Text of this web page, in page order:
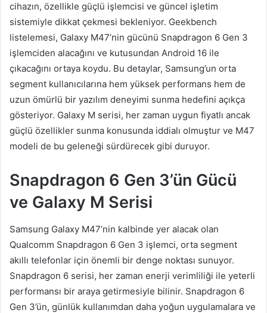
cihazın, özellikle güçlü işlemcisi ve güncel işletim
sistemiyle dikkat çekmesi bekleniyor. Geekbench
listelemesi, Galaxy M47’nin gücünü Snapdragon 6 Gen 3
işlemciden alacağını ve kutusundan Android 16 ile
çıkacağını ortaya koydu. Bu detaylar, Samsung’un orta
segment kullanıcılarına hem yüksek performans hem de
uzun ömürlü bir yazılım deneyimi sunma hedefini açıkça
gösteriyor. Galaxy M serisi, her zaman uygun fiyatlı ancak
güçlü özellikler sunma konusunda iddialı olmuştur ve M47
modeli de bu geleneği sürdürecek gibi duruyor.
Snapdragon 6 Gen 3’ün Gücü
ve Galaxy M Serisi
Samsung Galaxy M47’nin kalbinde yer alacak olan
Qualcomm Snapdragon 6 Gen 3 işlemci, orta segment
akıllı telefonlar için önemli bir denge noktası sunuyor.
Snapdragon 6 serisi, her zaman enerji verimliliği ile yeterli
performansı bir araya getirmesiyle bilinir. Snapdragon 6
Gen 3’ün, günlük kullanımdan daha yoğun uygulamalara ve